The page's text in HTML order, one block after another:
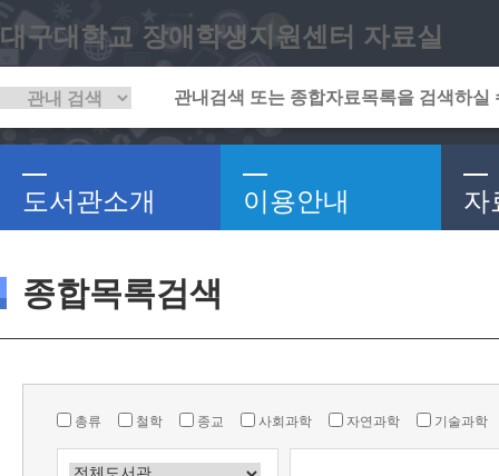
대구대학교 장애학생지원센터 자료실
도서관소개 이용안내 자
종합목록검색
총류 철학 종교 사회과학 자연과학 기술과학